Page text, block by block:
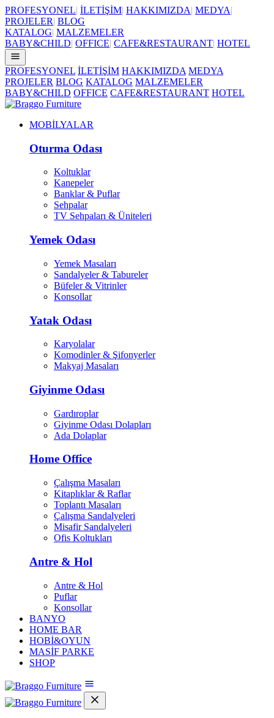
PROFESYONEL| İLETİŞİM| HAKKIMIZDA| MEDYA|
PROJELER| BLOG
KATALOG| MALZEMELER
BABY&CHILD| OFFICE| CAFE&RESTAURANT| HOTEL
PROFESYONEL İLETİŞİM HAKKIMIZDA MEDYA
PROJELER BLOG KATALOG MALZEMELER
BABY&CHILD OFFICE CAFE&RESTAURANT HOTEL
MOBİLYALAR
Oturma Odası
Koltuklar
Kanepeler
Banklar & Puflar
Sehpalar
TV Sehpaları & Üniteleri
Yemek Odası
Yemek Masaları
Sandalyeler & Tabureler
Büfeler & Vitrinler
Konsollar
Yatak Odası
Karyolalar
Komodinler & Şifonyerler
Makyaj Masaları
Giyinme Odası
Gardıroplar
Giyinme Odası Dolapları
Ada Dolaplar
Home Office
Çalışma Masaları
Kitaplıklar & Raflar
Toplantı Masaları
Çalışma Sandalyeleri
Misafir Sandalyeleri
Ofis Koltukları
Antre & Hol
Antre & Hol
Puflar
Konsollar
BANYO
HOME BAR
HOBİ&OYUN
MASİF PARKE
SHOP